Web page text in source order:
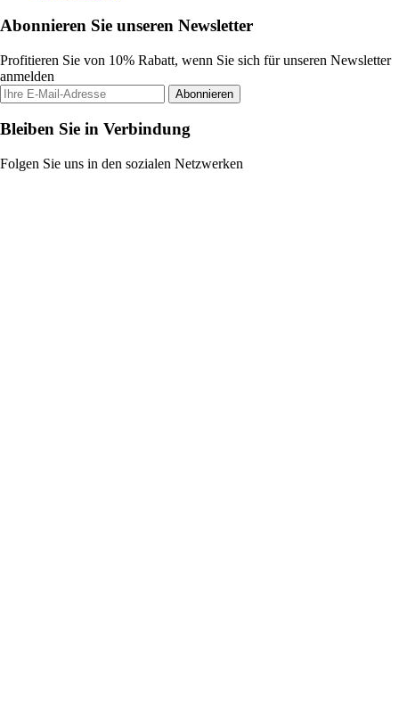
Abonnieren Sie unseren Newsletter
Profitieren Sie von 10% Rabatt, wenn Sie sich für unseren Newsletter
anmelden
Abonnieren
Bleiben Sie in Verbindung
Folgen Sie uns in den sozialen Netzwerken